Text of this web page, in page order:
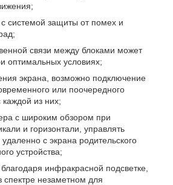
системой защиты от помех и
связи между блоками может
оптимальных условиях;
экрана, возможно подключение
или поочередного
из них;
с широким обзором при
и горизонтали, управлять
с экрана родительского
устройства;
инфракрасной подсветке,
спектре незаметном для